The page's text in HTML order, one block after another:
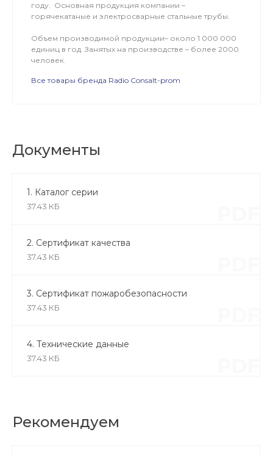
году. Основная продукция компании –
горячекатаные и электросварные стальные трубы.
Объем производимой продукции– около 1 000 000
единиц в год. Занятых на производстве – более 2000
человек.
Все товары бренда Radio Consalt-prom
Документы
1. Каталог серии
37.43 КБ
2. Сертификат качества
37.43 КБ
3. Сертификат пожаробезопасности
37.43 КБ
4. Технические данные
37.43 КБ
Рекомендуем